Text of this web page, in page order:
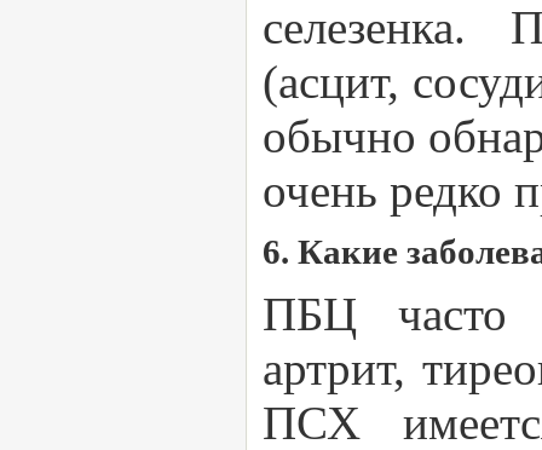
селезенка.
(асцит,
обычно
очень редко
6. Какие
ПБЦ часто
артрит,
ПСХ